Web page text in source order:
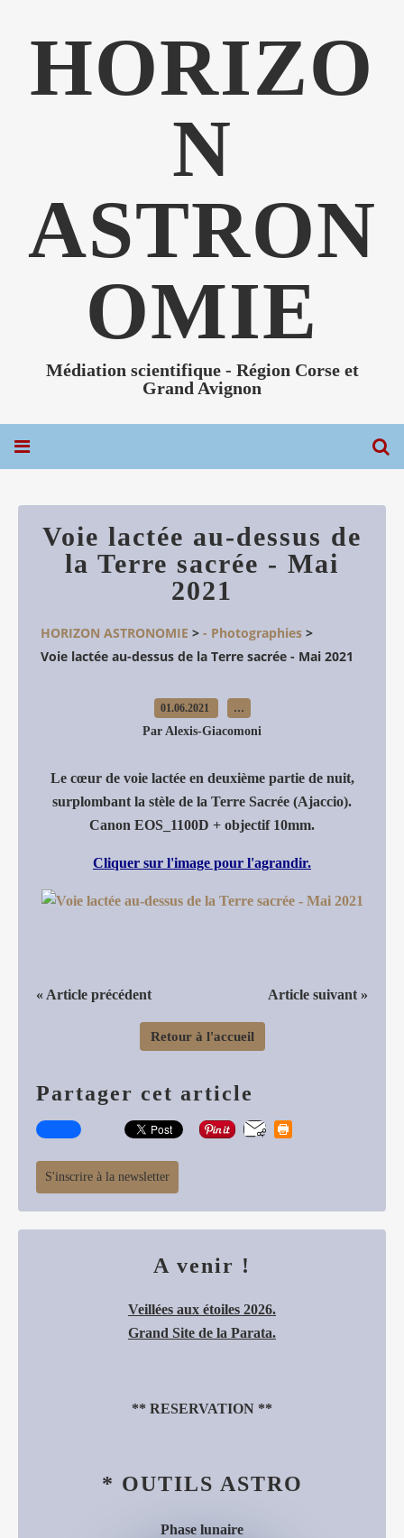
HORIZO
N
ASTRON
OMIE
Médiation scientifique - Région Corse et
Grand Avignon
Voie lactée au-dessus de
la Terre sacrée - Mai
2021
HORIZON ASTRONOMIE > - Photographies >
Voie lactée au-dessus de la Terre sacrée - Mai 2021
01.06.2021 …
Par Alexis-Giacomoni
Le cœur de voie lactée en deuxième partie de nuit,
surplombant la stèle de la Terre Sacrée (Ajaccio).
Canon EOS_1100D + objectif 10mm.
Cliquer sur l'image pour l'agrandir.
« Article précédent Article suivant »
Retour à l'accueil
Partager cet article
S'inscrire à la newsletter
A venir !
Veillées aux étoiles 2026.
Grand Site de la Parata.
** RESERVATION **
* OUTILS ASTRO
Phase lunaire